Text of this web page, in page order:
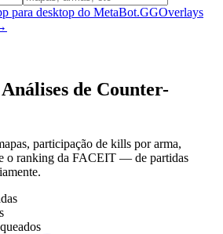
para desktop do MetaBot.GGOverlays
de Counter-
participação de kills por arma,
o ranking da FACEIT — de partidas